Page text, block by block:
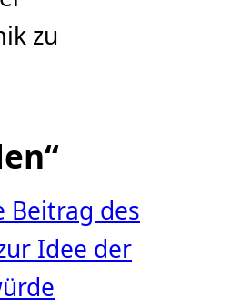
zu
Beitrag des
Idee der